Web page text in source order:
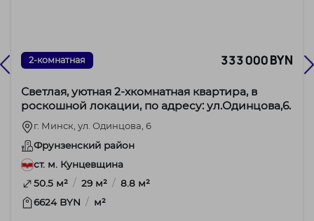
2-комнатная 333 000 BYN
Светлая, уютная 2-хкомнатная квартира, в
роскошной локации, по адресу: ул.Одинцова,6.
г. Минск, ул. Одинцова, 6
Фрунзенский район
ст. м. Кунцевщина
50.5 м² / 29 м² / 8.8 м²
6624 BYN / м²